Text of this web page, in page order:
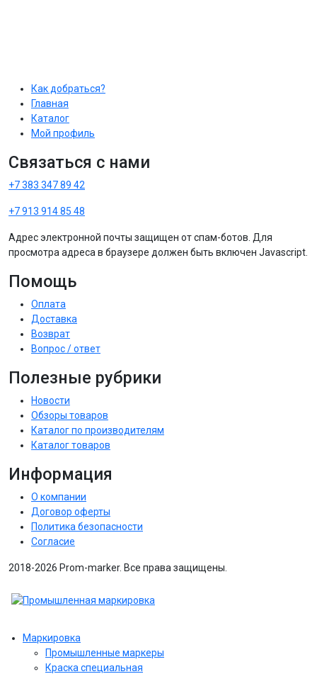
Как добраться?
Главная
Каталог
Мой профиль
Связаться с нами
+7 383 347 89 42
+7 913 914 85 48
Адрес электронной почты защищен от спам-ботов. Для
просмотра адреса в браузере должен быть включен Javascript.
Помощь
Оплата
Доставка
Возврат
Вопрос / ответ
Полезные рубрики
Новости
Обзоры товаров
Каталог по производителям
Каталог товаров
Информация
О компании
Договор оферты
Политика безопасности
Согласие
2018-2026 Prom-marker. Все права защищены.
Маркировка
Промышленные маркеры
Краска специальная